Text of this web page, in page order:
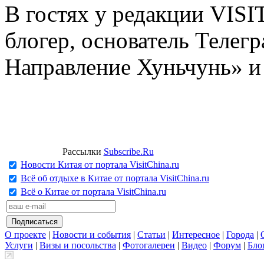
В гостях у редакции
блогер, основатель
Направление Хуньчунь»
Рассылки Subscribe.Ru
Новости Китая от портала VisitChina.ru
Всё об отдыхе в Китае от портала VisitChina.ru
Всё о Китае от портала VisitChina.ru
О проекте | Новости и события | Статьи | Интересное | Города |
Услуги | Визы и посольства | Фотогалереи | Видео | Форум |